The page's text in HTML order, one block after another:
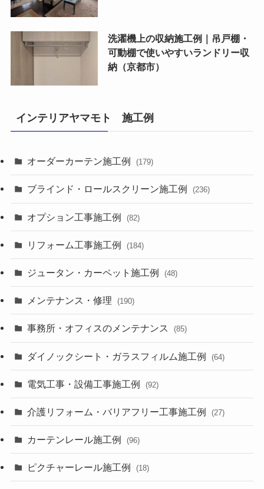
洗濯機上の収納施工例｜吊戸棚・
可動棚で使いやすいランドリー収
納（京都市）
インテリアヤマモト 施工例
オーダーカーテン施工例 (179)
ブラインド・ロールスクリーン施工例 (236)
オプション工事施工例 (82)
リフォーム工事施工例 (184)
ジュータン・カーペット施工例 (48)
メンテナンス・修理 (190)
事務所・オフィスのメンテナンス (85)
ダイノックシート・ガラスフィルム施工例 (64)
電気工事・設備工事施工例 (92)
介護リフォーム・バリアフリー工事施工例 (27)
カーテンレール施工例 (96)
ピクチャーレール施工例 (18)